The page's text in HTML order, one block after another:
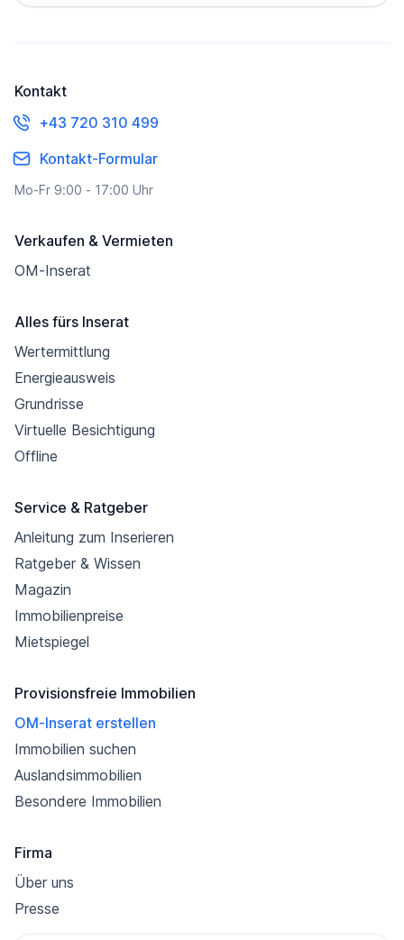
Kontakt
+43 720 310 499
Kontakt-Formular
Mo-Fr 9:00 - 17:00 Uhr
Verkaufen & Vermieten
OM-Inserat
Alles fürs Inserat
Wertermittlung
Energieausweis
Grundrisse
Virtuelle Besichtigung
Offline
Service & Ratgeber
Anleitung zum Inserieren
Ratgeber & Wissen
Magazin
Immobilienpreise
Mietspiegel
Provisionsfreie Immobilien
OM-Inserat erstellen
Immobilien suchen
Auslandsimmobilien
Besondere Immobilien
Firma
Über uns
Presse